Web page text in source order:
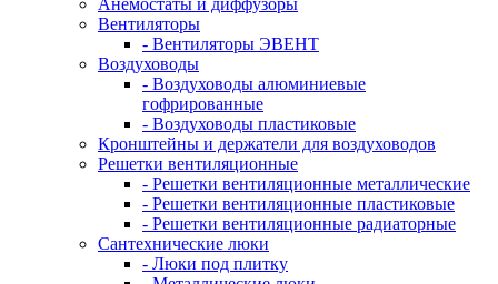
Анемостаты и диффузоры
Вентиляторы
- Вентиляторы ЭВЕНТ
Воздуховоды
- Воздуховоды алюминиевые
гофрированные
- Воздуховоды пластиковые
Кронштейны и держатели для воздуховодов
Решетки вентиляционные
- Решетки вентиляционные металлические
- Решетки вентиляционные пластиковые
- Решетки вентиляционные радиаторные
Сантехнические люки
- Люки под плитку